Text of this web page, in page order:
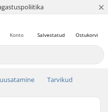
5 ×
Ostukorvi
Salvestatud
Konto
Tarvikud